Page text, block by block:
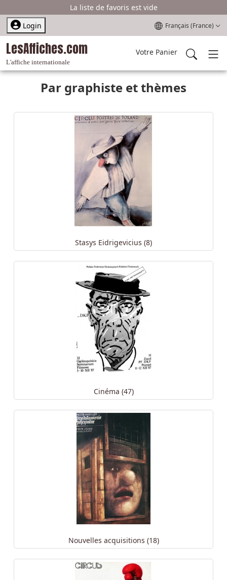
La liste de favoris est vide
Login
Sélectionnez votre
Français (France)
LesAffiches.com
L'affiche internationale
Votre Panier
Par graphiste et thèmes
Stasys Eidrigevicius (8)
Cinéma (47)
Nouvelles acquisitions (18)